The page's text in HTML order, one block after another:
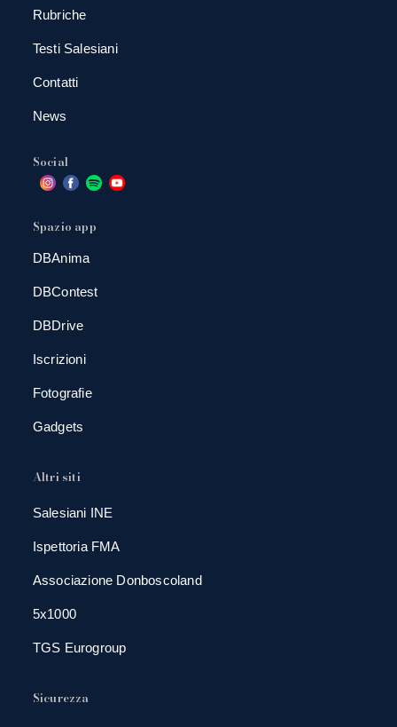
Rubriche
Testi Salesiani
Contatti
News
Social
Spazio app
DBAnima
DBContest
DBDrive
Iscrizioni
Fotografie
Gadgets
Altri siti
Salesiani INE
Ispettoria FMA
Associazione Donboscoland
5x1000
TGS Eurogroup
Sicurezza